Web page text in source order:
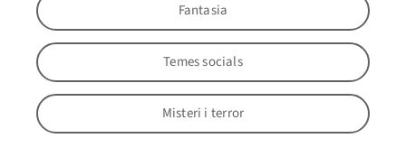
Fantasia
Temes socials
Misteri i terror